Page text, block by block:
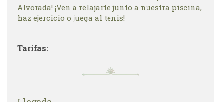
Alvorada! ¡Ven a relajarte junto a nuestra piscina,
haz ejercicio o juega al tenis!
Tarifas: